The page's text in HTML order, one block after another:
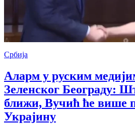
Србија
Аларм у руским
Зеленског Београду:
ближи, Вучић ће више
Украјину